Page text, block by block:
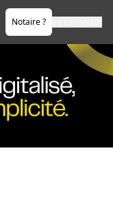
Notaire ?